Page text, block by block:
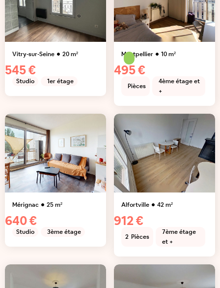
Vitry-sur-Seine 20m²
545 €
Studio 1er étage
Montpellier 10m²
495 €
Pièces
4ème étage et
+
Mérignac 25m²
640 €
Studio 3ème étage
Alfortville 42m²
912 €
2 Pièces
7ème étage
et +